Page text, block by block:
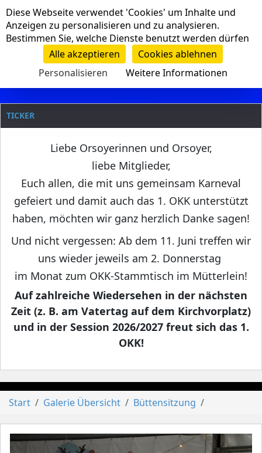
Navigation
Clanname
TICKER
Liebe Orsoyerinnen und Orsoyer,
liebe Mitglieder,
Euch allen, die mit uns gemeinsam Karneval
gefeiert und damit auch das 1. OKK unterstützt
haben, möchten wir ganz herzlich Danke sagen!
Und nicht vergessen: Ab dem 11. Juni treffen wir
uns wieder jeweils am 2. Donnerstag
im Monat zum OKK-Stammtisch im Mütterlein!
Auf zahlreiche Wiedersehen in der nächsten
Zeit (z. B. am Vatertag auf dem Kirchvorplatz)
und in der Session 2026/2027 freut sich das 1.
OKK!
Start Galerie Übersicht Büttensitzung
Cookie-Einstellungen
Diese Webseite verwendet 'Cookies' um Inhalte und
Anzeigen zu personalisieren und zu analysieren.
Bestimmen Sie, welche Dienste benutzt werden dürfen
Alle akzeptieren
Cookies ablehnen
Personalisieren
Weitere Informationen